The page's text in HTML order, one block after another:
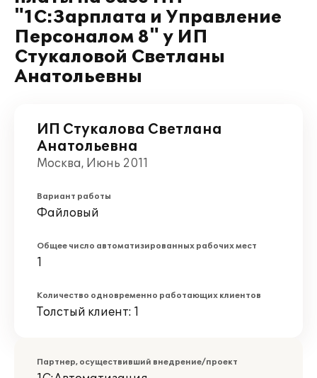
"1С:Зарплата и Управление
Персоналом 8" у ИП
Стукаловой Светланы
Анатольевны
ИП Стукалова Светлана
Анатольевна
Москва, Июнь 2011
Вариант работы
Файловый
Общее число автоматизированных рабочих мест
1
Количество одновременно работающих клиентов
Толстый клиент: 1
Партнер, осуществивший внедрение/проект